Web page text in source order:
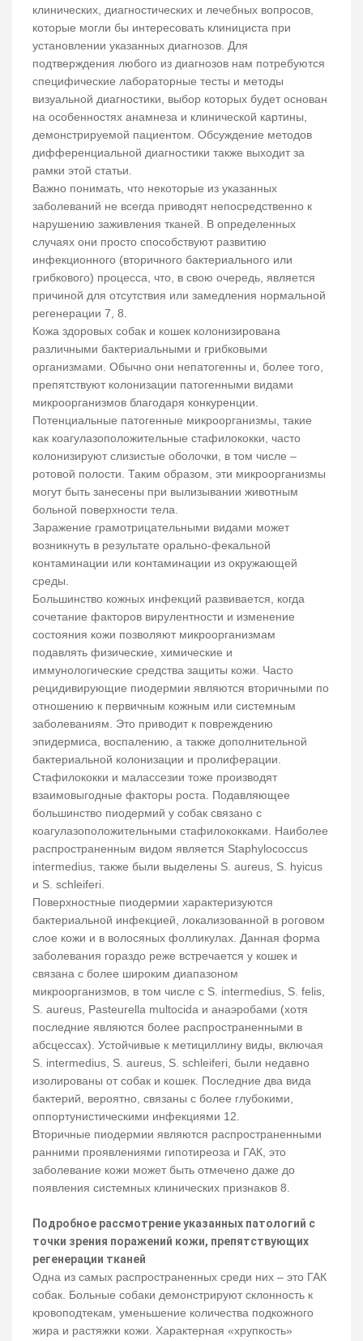
клинических, диагностических и лечебных вопросов,
которые могли бы интересовать клинициста при
установлении указанных диагнозов. Для
подтверждения любого из диагнозов нам потребуются
специфические лабораторные тесты и методы
визуальной диагностики, выбор которых будет основан
на особенностях анамнеза и клинической картины,
демонстрируемой пациентом. Обсуждение методов
дифференциальной диагностики также выходит за
рамки этой статьи.
Важно понимать, что некоторые из указанных
заболеваний не всегда приводят непосредственно к
нарушению заживления тканей. В определенных
случаях они просто способствуют развитию
инфекционного (вторичного бактериального или
грибкового) процесса, что, в свою очередь, является
причиной для отсутствия или замедления нормальной
регенерации 7, 8.
Кожа здоровых собак и кошек колонизирована
различными бактериальными и грибковыми
организмами. Обычно они непатогенны и, более того,
препятствуют колонизации патогенными видами
микроорганизмов благодаря конкуренции.
Потенциальные патогенные микроорганизмы, такие
как коагулазоположительные стафилококки, часто
колонизируют слизистые оболочки, в том числе –
ротовой полости. Таким образом, эти микроорганизмы
могут быть занесены при вылизывании животным
больной поверхности тела.
Заражение грамотрицательными видами может
возникнуть в результате орально-фекальной
контаминации или контаминации из окружающей
среды.
Большинство кожных инфекций развивается, когда
сочетание факторов вирулентности и изменение
состояния кожи позволяют микроорганизмам
подавлять физические, химические и
иммунологические средства защиты кожи. Часто
рецидивирующие пиодермии являются вторичными по
отношению к первичным кожным или системным
заболеваниям. Это приводит к повреждению
эпидермиса, воспалению, а также дополнительной
бактериальной колонизации и пролиферации.
Стафилококки и малассезии тоже производят
взаимовыгодные факторы роста. Подавляющее
большинство пиодермий у собак связано с
коагулазоположительными стафилококками. Наиболее
распространенным видом является Staphylococcus
intermedius, также были выделены S. aureus, S. hyicus
и S. schleiferi.
Поверхностные пиодермии характеризуются
бактериальной инфекцией, локализованной в роговом
слое кожи и в волосяных фолликулах. Данная форма
заболевания гораздо реже встречается у кошек и
связана с более широким диапазоном
микроорганизмов, в том числе с S. intermedius, S. felis,
S. aureus, Pasteurella multocida и анаэробами (хотя
последние являются более распространенными в
абсцессах). Устойчивые к метициллину виды, включая
S. intermedius, S. aureus, S. schleiferi, были недавно
изолированы от собак и кошек. Последние два вида
бактерий, вероятно, связаны с более глубокими,
оппортунистическими инфекциями 12.
Вторичные пиодермии являются распространенными
ранними проявлениями гипотиреоза и ГАК, это
заболевание кожи может быть отмечено даже до
появления системных клинических признаков 8.
Подробное рассмотрение указанных патологий с
точки зрения поражений кожи, препятствующих
регенерации тканей
Одна из самых распространенных среди них – это ГАК
собак. Больные собаки демонстрируют склонность к
кровоподтекам, уменьшение количества подкожного
жира и растяжки кожи. Характерная «хрупкость»